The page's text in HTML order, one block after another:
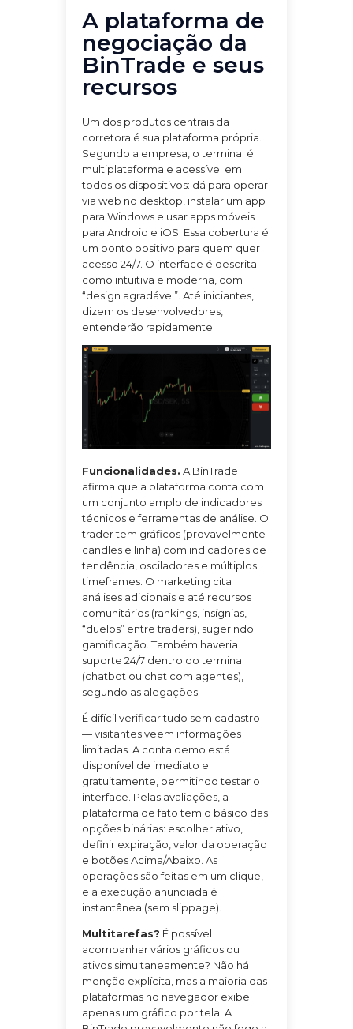
A plataforma de
negociação da
BinTrade e seus
recursos
Um dos produtos centrais da
corretora é sua plataforma própria.
Segundo a empresa, o terminal é
multiplataforma e acessível em
todos os dispositivos: dá para operar
via web no desktop, instalar um app
para Windows e usar apps móveis
para Android e iOS. Essa cobertura é
um ponto positivo para quem quer
acesso 24/7. O interface é descrita
como intuitiva e moderna, com
“design agradável”. Até iniciantes,
dizem os desenvolvedores,
entenderão rapidamente.
Funcionalidades. A BinTrade
afirma que a plataforma conta com
um conjunto amplo de indicadores
técnicos e ferramentas de análise. O
trader tem gráficos (provavelmente
candles e linha) com indicadores de
tendência, osciladores e múltiplos
timeframes. O marketing cita
análises adicionais e até recursos
comunitários (rankings, insígnias,
“duelos” entre traders), sugerindo
gamificação. Também haveria
suporte 24/7 dentro do terminal
(chatbot ou chat com agentes),
segundo as alegações.
É difícil verificar tudo sem cadastro
— visitantes veem informações
limitadas. A conta demo está
disponível de imediato e
gratuitamente, permitindo testar o
interface. Pelas avaliações, a
plataforma de fato tem o básico das
opções binárias: escolher ativo,
definir expiração, valor da operação
e botões Acima/Abaixo. As
operações são feitas em um clique,
e a execução anunciada é
instantânea (sem slippage).
Multitarefas? É possível
acompanhar vários gráficos ou
ativos simultaneamente? Não há
menção explícita, mas a maioria das
plataformas no navegador exibe
apenas um gráfico por tela. A